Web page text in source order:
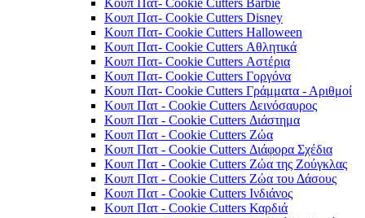
Κουπ Πατ- Cookie Cutters Barbie
Κουπ Πατ- Cookie Cutters Disney
Κουπ Πατ- Cookie Cutters Halloween
Κουπ Πατ- Cookie Cutters Αθλητικά
Κουπ Πατ- Cookie Cutters Αστέρια
Κουπ Πατ- Cookie Cutters Γοργόνα
Κουπ Πατ- Cookie Cutters Γράμματα - Αριθμοί
Κουπ Πατ - Cookie Cutters Δεινόσαυρος
Κουπ Πατ - Cookie Cutters Διάστημα
Κουπ Πατ - Cookie Cutters Ζώα
Κουπ Πατ - Cookie Cutters Διάφορα Σχέδια
Κουπ Πατ - Cookie Cutters Ζώα της Ζούγκλας
Κουπ Πατ - Cookie Cutters Ζώα του Δάσους
Κουπ Πατ - Cookie Cutters Ινδιάνος
Κουπ Πατ - Cookie Cutters Καρδιά